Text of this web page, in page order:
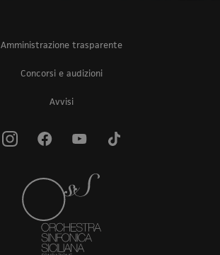
Amministrazione trasparente
Concorsi e audizioni
Avvisi